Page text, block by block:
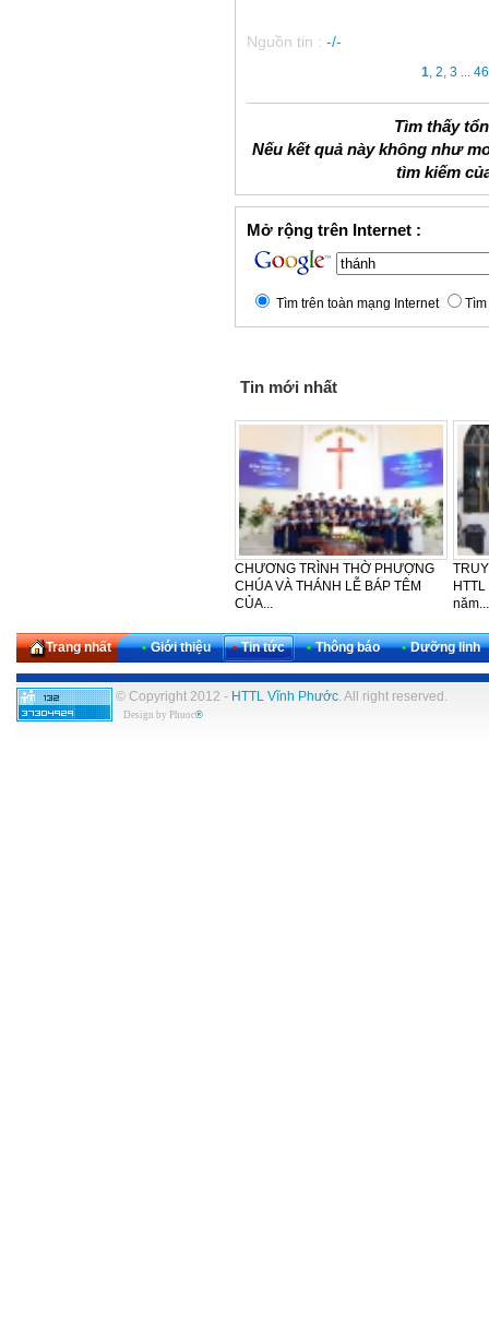
Nguồn tin : -/-
1, 2, 3... 46
Tìm thấy
Nếu kết quả này không như
tìm kiếm
Mở rộng trên Internet :
Tìm trên toàn mạng Internet
Tin mới nhất
CẢM TẠ – SINH NHẬT LẦN THỨ
42 CỦA BAN PHỤ NỮ HTTL
VĨNH...
Trang nhất • Giới thiệu • Tin tức • Thông báo • Dưỡng linh
© Copyright 2012 - HTTL Vĩnh Phước. All right reserved.
Design by Phuoc®